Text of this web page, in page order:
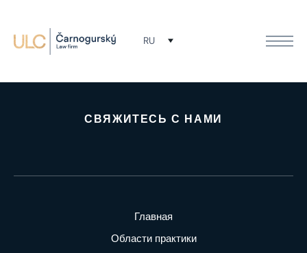
RU
Мы готовы защитить ваши права. Свяжитесь
СВЯЖИТЕСЬ С НАМИ
Главная
Области практики